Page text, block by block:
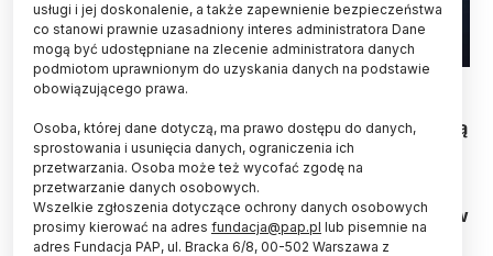
Fot. Fotolia
Na razie Tatry wciąż rosną, ale za miliony lat staną
się niską równiną albo wręcz zastąpi je morze -
tak, jak miliony lat temu. O historii Tatr w
perspektywie geologicznej opowiada PAP prof.
Jan Środoń z Instytutu Nauk Geologicznych PAN w
Krakowie.
usługi i jej doskonalenie, a także zapewnienie bezpieczeństwa
co stanowi prawnie uzasadniony interes administratora Dane
mogą być udostępniane na zlecenie administratora danych
podmiotom uprawnionym do uzyskania danych na podstawie
obowiązującego prawa.
Osoba, której dane dotyczą, ma prawo dostępu do danych,
sprostowania i usunięcia danych, ograniczenia ich
przetwarzania. Osoba może też wycofać zgodę na
przetwarzanie danych osobowych.
Wszelkie zgłoszenia dotyczące ochrony danych osobowych
prosimy kierować na adres fundacja@pap.pl lub pisemnie na
adres Fundacja PAP, ul. Bracka 6/8, 00-502 Warszawa z